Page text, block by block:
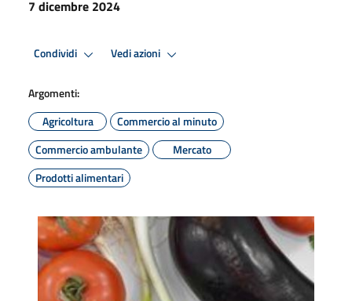
7 dicembre 2024
Condividi Vedi azioni
Argomenti:
Agricoltura
Commercio al minuto
Commercio ambulante
Mercato
Prodotti alimentari